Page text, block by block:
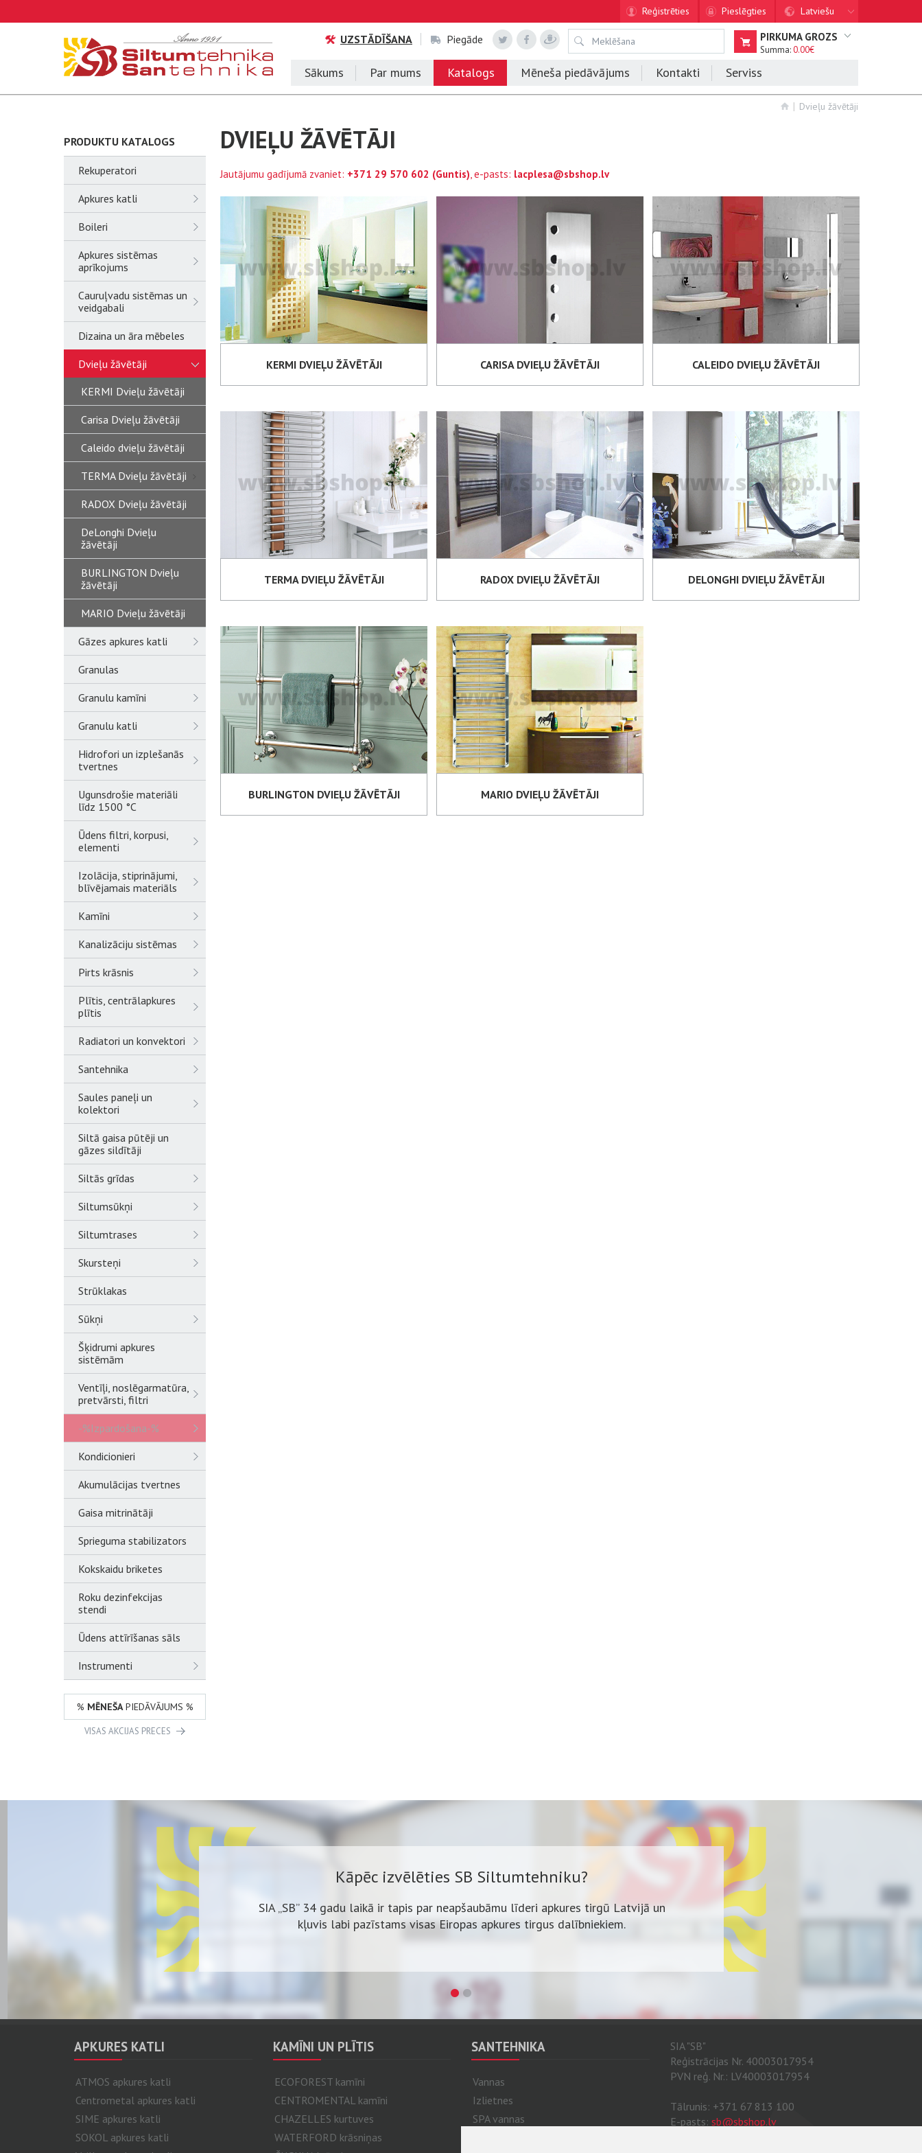
Reģistrēties Pieslēgties Latviešu
UZSTĀDĪŠANA Piegāde PIRKUMA GROZS
Summa:0.00€
Sākums Par mums Katalogs Mēneša piedāvājums Kontakti Serviss
Dvieļu žāvētāji
PRODUKTU KATALOGS
Rekuperatori
Apkures katli
Boileri
Apkures sistēmas
aprīkojums
Cauruļvadu sistēmas un
veidgabali
Dizaina un āra mēbeles
Dvieļu žāvētāji
KERMI Dvieļu žāvētāji
Carisa Dvieļu žāvētāji
Caleido dvieļu žāvētāji
TERMA Dvieļu žāvētāji
RADOX Dvieļu žāvētāji
DeLonghi Dvieļu
žāvētāji
BURLINGTON Dvieļu
žāvētāji
MARIO Dvieļu žāvētāji
Gāzes apkures katli
Granulas
Granulu kamīni
Granulu katli
Hidrofori un izplešanās
tvertnes
Ugunsdrošie materiāli
līdz 1500 °C
Ūdens filtri, korpusi,
elementi
Izolācija, stiprinājumi,
blīvējamais materiāls
Kamīni
Kanalizāciju sistēmas
Pirts krāsnis
Plītis, centrālapkures
plītis
Radiatori un konvektori
Santehnika
Saules paneļi un
kolektori
Siltā gaisa pūtēji un
gāzes sildītāji
Siltās grīdas
Siltumsūkņi
Siltumtrases
Skursteņi
Strūklakas
Sūkņi
Šķidrumi apkures
sistēmām
Ventīļi, noslēgarmatūra,
pretvārsti, filtri
-%Izpardošana-%
Kondicionieri
Akumulācijas tvertnes
Gaisa mitrinātāji
Sprieguma stabilizators
Kokskaidu briketes
Roku dezinfekcijas
stendi
Ūdens attīrīšanas sāls
Instrumenti
% MĒNEŠAPIEDĀVĀJUMS %
VISAS AKCIJAS PRECES
DVIEĻU ŽĀVĒTĀJI
Jautājumu gadījumā zvaniet: +371 29 570 602 (Guntis), e-pasts: lacplesa@sbshop.lv
KERMI DVIEĻU ŽĀVĒTĀJI CARISA DVIEĻU ŽĀVĒTĀJI CALEIDO DVIEĻU ŽĀVĒTĀJI
TERMA DVIEĻU ŽĀVĒTĀJI RADOX DVIEĻU ŽĀVĒTĀJI DELONGHI DVIEĻU ŽĀVĒTĀJI
BURLINGTON DVIEĻU ŽĀVĒTĀJI MARIO DVIEĻU ŽĀVĒTĀJI
Kāpēc izvēlēties SB Siltumtehniku?
SIA „SB” 34 gadu laikā ir tapis par neapšaubāmu līderi apkures tirgū Latvijā un
kļuvis labi pazīstams visas Eiropas apkures tirgus dalībniekiem.
Kāpēc izvēlēties SB Siltumtehniku?
Plašs klāsts, izdevīgas cenas un bezmaksas katlumājas projekta izstrāde.
APKURES KATLI
ATMOS apkures katli
Centrometal apkures katli
SIME apkures katli
SOKOL apkures katli
KAMĪNI UN PLĪTIS
ECOFOREST kamīni
CENTROMENTAL kamīni
CHAZELLES kurtuves
WATERFORD krāsniņas
SANTEHNIKA
Vannas
Izlietnes
SPA vannas
SIA "SB"
Reģistrācijas Nr. 40003017954
PVN reģ. Nr.: LV40003017954
Tālrunis: +371 67 813 100
E-pasts: sb@sbshop.lv